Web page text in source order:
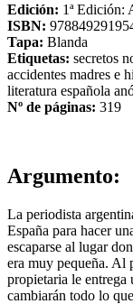
Edición: 1ª Edición:
ISBN:
Tapa: Blanda
Etiquetas: secretos
accidentes madres e
literatura española
Nº de páginas: 319
Argumento:
La periodista
España para hacer
escaparse al lugar
era muy pequeña. Al
propietaria le entrega
cambiarán todo lo